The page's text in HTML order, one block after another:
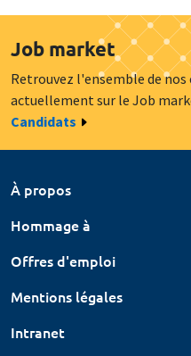
Job market
Retrouvez l'ensemble de
actuellement sur le Job
Candidats
À propos
Hommage à
Offres d'emploi
Mentions légales
Intranet